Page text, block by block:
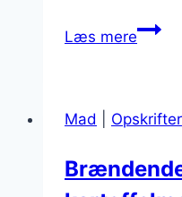
Læs mere
der
Mad Opskrifter